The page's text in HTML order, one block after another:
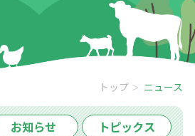
トップ ニュース
お知らせ トピックス